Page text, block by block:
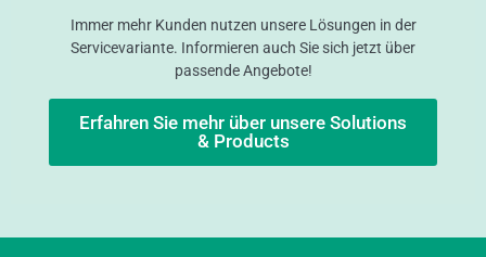
Immer mehr Kunden nutzen unsere Lösungen in der
Servicevariante. Informieren auch Sie sich jetzt über
passende Angebote!
Erfahren Sie mehr über unsere Solutions
& Products